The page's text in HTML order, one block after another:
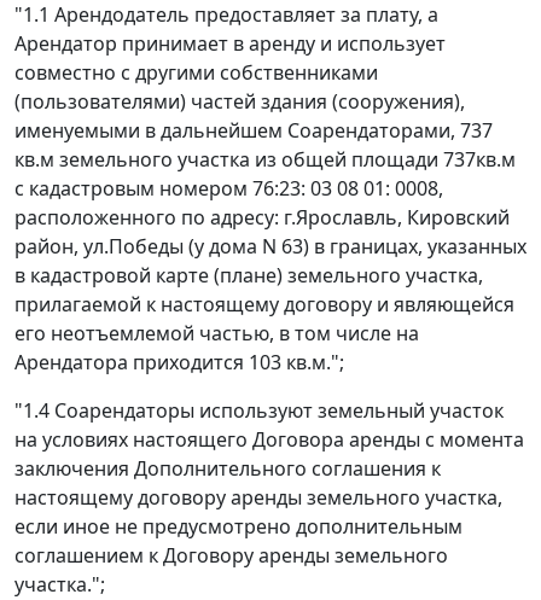
"1.1 Арендодатель предоставляет за плату, а
Арендатор принимает в аренду и использует
совместно с другими собственниками
(пользователями) частей здания (сооружения),
именуемыми в дальнейшем Соарендаторами, 737
кв.м земельного участка из общей площади 737кв.м
с кадастровым номером 76:23: 03 08 01: 0008,
расположенного по адресу: г.Ярославль, Кировский
район, ул.Победы (у дома N 63) в границах, указанных
в кадастровой карте (плане) земельного участка,
прилагаемой к настоящему договору и являющейся
его неотъемлемой частью, в том числе на
Арендатора приходится 103 кв.м.";
"1.4 Соарендаторы используют земельный участок
на условиях настоящего Договора аренды с момента
заключения Дополнительного соглашения к
настоящему договору аренды земельного участка,
если иное не предусмотрено дополнительным
соглашением к Договору аренды земельного
участка.";